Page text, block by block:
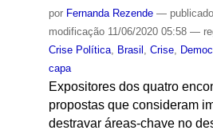
por Fernanda Rezende — publicado
modificação11/06/2020 05:58 —
Crise Política, Brasil , Crise,
capa
Expositores dos quatro
propostas que consideram
destravar áreas-chave no